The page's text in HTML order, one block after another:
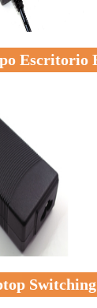
Escritorio